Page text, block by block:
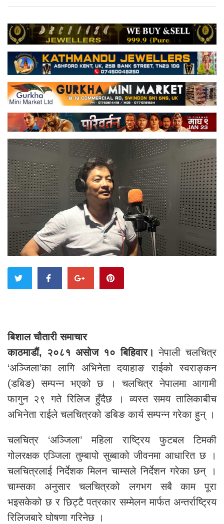
बिशाल चौतारी समाचार
काठमाडौं, २०८१ असोज १० बिहिवार। नेपाली चलचित्र
‘अञ्जिला’का लागि अभिनेता दयाहाङ राईको स्वराङ्कन
(डबिङ) सम्पन्न भएको छ । चलचित्र नेपालमा आगामी
फागुन २९ गते रिलिज हुँदैछ । व्यस्त समय तालिकाबीच
अभिनेता राईले चलचित्रको डबिङ कार्य सम्पन्न गरेका हुन् ।
चलचित्र ‘अञ्जिला’ महिला राष्ट्रिय फुटबल टिमकी
गोलरक्षक एञ्जिला तुम्बापो सुब्बाको जीवनमा आधारित छ ।
चलचित्रलाई निर्देशक मिलन चाम्सले निर्देशन गरेका छन् ।
चाम्सका अनुसार चलचित्रको लगभग सबै काम पूरा
भइसकेको छ र छिट्टै पत्रकार सम्मेलन मार्फत अन्तर्राष्ट्रिय
रिलिजबारे घोषणा गरिनेछ ।